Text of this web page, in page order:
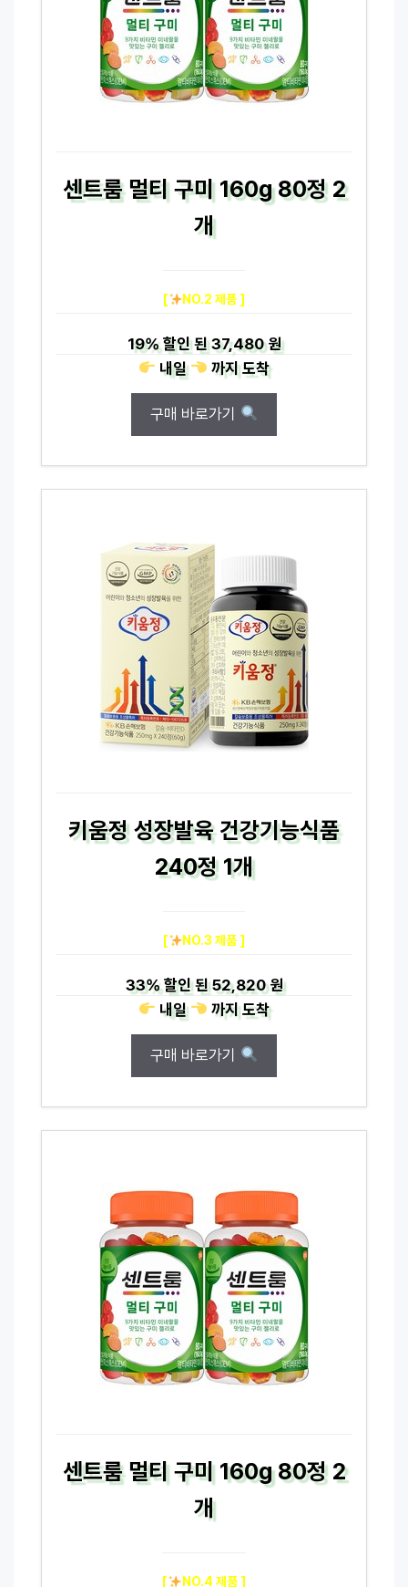
센트룸 멀티 구미 160g 80정 2
개
[ NO.2 제품 ]
19%할인 된37,480 원
내일
까지도착
구매 바로가기
키움정 성장발육 건강기능식품
240정 1개
[ NO.3 제품 ]
33%할인 된52,820 원
내일
까지도착
구매 바로가기
센트룸 멀티 구미 160g 80정 2
개
[ NO.4 제품 ]